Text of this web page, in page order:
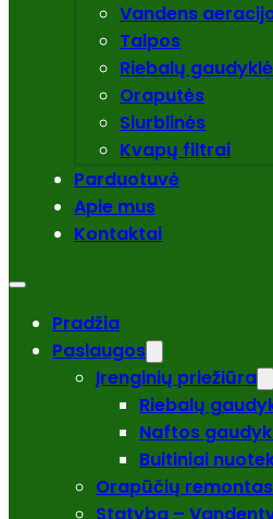
Vandens
Talpos
Riebalų
Oraputės
Siurblinės
Kvapų filtrai
Parduotuvė
Apie mus
Kontaktai
Pradžia
Paslaugos
Įrenginių priežiūra
Riebalų
Naftos
Buitiniai
Orapūčių remontas